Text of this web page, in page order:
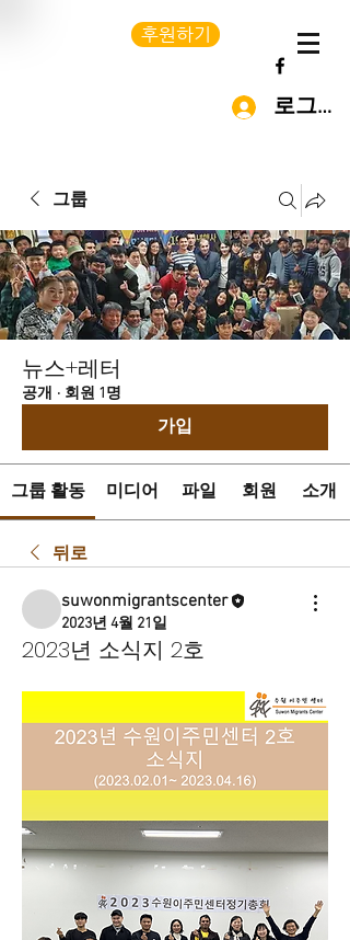
로그인
후원하기
그룹
뉴스+레터
공개 · 회원 1명
가입
그룹 활동 미디어 파일 회원 소개
뒤로
suwonmigrantscenter
2023년 4월 21일
2023년 소식지 2호